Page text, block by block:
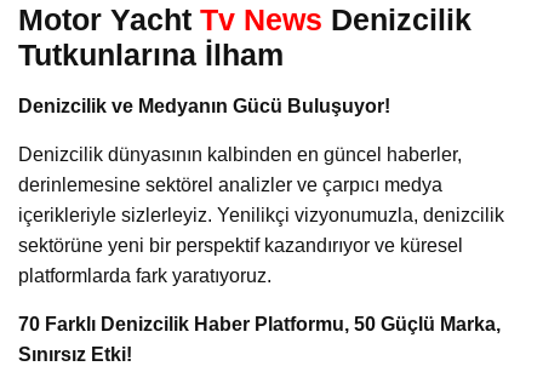
Motor Yacht Tv News Denizcilik
Tutkunlarına İlham
Denizcilik ve Medyanın Gücü Buluşuyor!
Denizcilik dünyasının kalbinden en güncel haberler,
derinlemesine sektörel analizler ve çarpıcı medya
içerikleriyle sizlerleyiz. Yenilikçi vizyonumuzla, denizcilik
sektörüne yeni bir perspektif kazandırıyor ve küresel
platformlarda fark yaratıyoruz.
70 Farklı Denizcilik Haber Platformu, 50 Güçlü Marka,
Sınırsız Etki!